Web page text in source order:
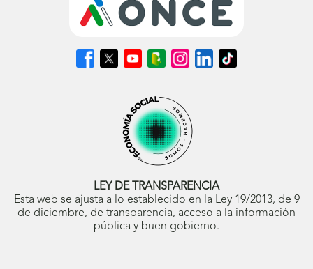
Síguenos
en
Síguenos
en
ventana
nueva)
Síguenos
en
abrirá
en
ventana
nueva)
Síguenos
en
Blog
ONCE
(se
abrirá
en
ventana
Síguenos
en
abrirá
en
ventana
nueva)
Síguenos
en
Síguenos
en
LEY DE TRANSPARENCIA
Esta web se ajusta a lo establecido en la Ley 19/2013, de 9
de diciembre, de transparencia, acceso a la información
pública y buen gobierno.